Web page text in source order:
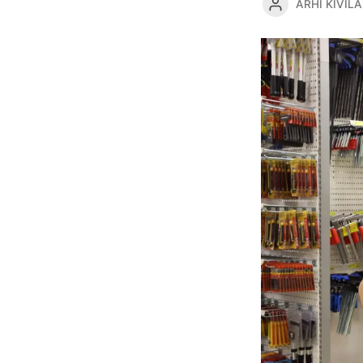
ARHI